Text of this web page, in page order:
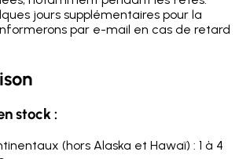
jours supplémentaires pour la
par e-mail en cas de retard
stock :
(hors Alaska et Hawaï) : 1 à 4